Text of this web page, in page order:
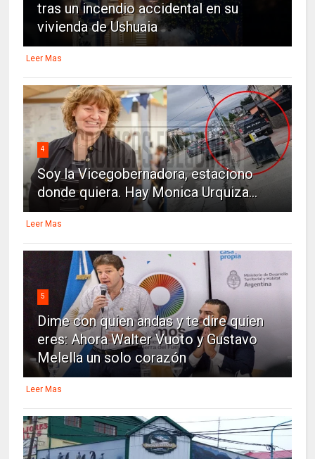
tras un incendio accidental en su
vivienda de Ushuaia
Leer Mas
4
Soy la Vicegobernadora, estaciono
donde quiera. Hay Monica Urquiza...
Leer Mas
5
Dime con quien andas y te dire quien
eres: Ahora Walter Vuoto y Gustavo
Melella un solo corazón
Leer Mas